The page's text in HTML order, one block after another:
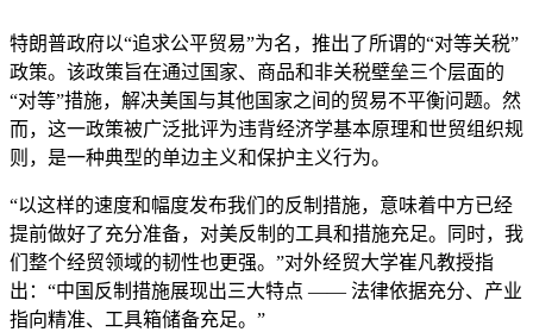
特朗普政府以“追求公平贸易”为名，推出了所谓的“对等关税”
政策。该政策旨在通过国家、商品和非关税壁垒三个层面的
“对等”措施，解决美国与其他国家之间的贸易不平衡问题。然
而，这一政策被广泛批评为违背经济学基本原理和世贸组织规
则，是一种典型的单边主义和保护主义行为。
“以这样的速度和幅度发布我们的反制措施，意味着中方已经
提前做好了充分准备，对美反制的工具和措施充足。同时，我
们整个经贸领域的韧性也更强。”对外经贸大学崔凡教授指
出：“中国反制措施展现出三大特点 —— 法律依据充分、产业
指向精准、工具箱储备充足。”